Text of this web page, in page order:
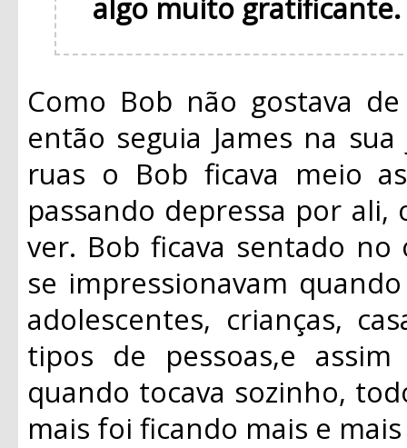
algo muito gratificante.
Como Bob não gostava
então seguia James na
ruas o Bob ficava meio
passando depressa por
ver. Bob ficava sentado
se impressionavam
adolescentes, crianças,
tipos de pessoas,e
quando tocava sozinho,
mais foi ficando mais e